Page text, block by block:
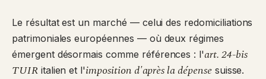
Le résultat est un marché — celui des redomiciliations
patrimoniales européennes — où deux régimes
émergent désormais comme références : l'art. 24-bis
TUIRitalien et l'imposition d'après la dépensesuisse.